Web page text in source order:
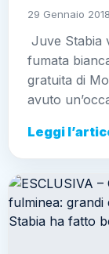
29 Gennaio
Juve Stabia
fumata
gratuita di
avuto
Leggi